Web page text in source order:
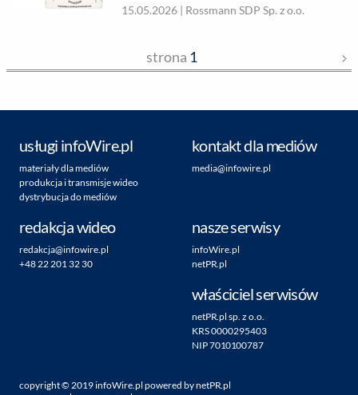
15.05.2026 | Rossmann SDP Sp. z o.o.
strona 1
usługi infoWire.pl
materiały dla mediów
produkcja i transmisje wideo
dystrybucja do mediów
kontakt dla mediów
media@infowire.pl
redakcja wideo
redakcja@infowire.pl
+48 22 201 32 30
nasze serwisy
infoWire.pl
netPR.pl
właściciel serwisów
netPR.pl sp. z o.o.
KRS 0000295403
NIP 7010100787
copyright ©2019infoWire.pl powered bynetPR.pl